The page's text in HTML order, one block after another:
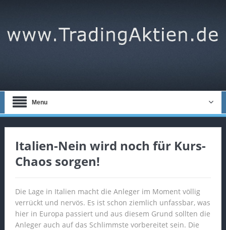
Menu
Italien-Nein wird noch für Kurs-
Chaos sorgen!
Die Lage in Italien macht die Anleger im Moment völlig
verrückt und nervös. Es ist schon ziemlich unfassbar, was
hier in Europa passiert und aus diesem Grund sollten die
Anleger auch auf das Schlimmste vorbereitet sein. Die